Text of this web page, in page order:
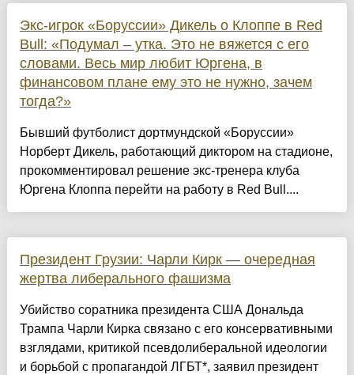
Экс-игрок «Боруссии» Дикель о Клоппе в Red
Bull: «Подумал – утка. Это не вяжется с его
словами. Весь мир любит Юргена, в
финансовом плане ему это не нужно, зачем
тогда?»
Бывший футболист дортмундской «Боруссии»
Норберт Дикель, работающий диктором на стадионе,
прокомментировал решение экс-тренера клуба
Юргена Клоппа перейти на работу в Red Bull....
Президент Грузии: Чарли Кирк — очередная
жертва либерального фашизма
Убийство соратника президента США Дональда
Трампа Чарли Кирка связано с его консервативными
взглядами, критикой псевдолиберальной идеологии
и борьбой с пропагандой ЛГБТ*, заявил президент